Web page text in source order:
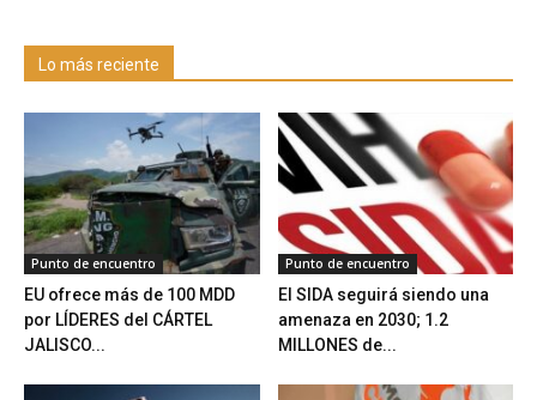
Lo más reciente
Punto de encuentro
EU ofrece más de 100 MDD
por LÍDERES del CÁRTEL
JALISCO...
Punto de encuentro
El SIDA seguirá siendo una
amenaza en 2030; 1.2
MILLONES de...